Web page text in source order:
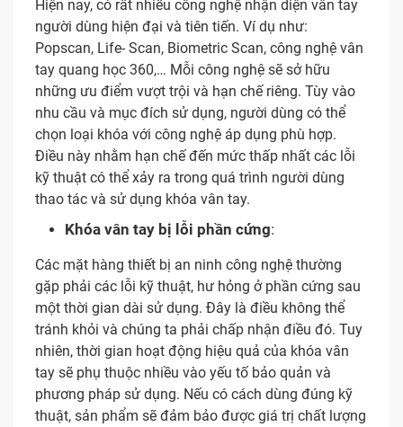
Hiện nay, có rất nhiều công nghệ nhận diện vân tay
người dùng hiện đại và tiên tiến. Ví dụ như:
Popscan, Life- Scan, Biometric Scan, công nghệ vân
tay quang học 360,… Mỗi công nghệ sẽ sở hữu
những ưu điểm vượt trội và hạn chế riêng. Tùy vào
nhu cầu và mục đích sử dụng, người dùng có thể
chọn loại khóa với công nghệ áp dụng phù hợp.
Điều này nhằm hạn chế đến mức thấp nhất các lỗi
kỹ thuật có thể xảy ra trong quá trình người dùng
thao tác và sử dụng khóa vân tay.
Khóa vân tay bị lỗi phần cứng:
Các mặt hàng thiết bị an ninh công nghệ thường
gặp phải các lỗi kỹ thuật, hư hỏng ở phần cứng sau
một thời gian dài sử dụng. Đây là điều không thể
tránh khỏi và chúng ta phải chấp nhận điều đó. Tuy
nhiên, thời gian hoạt động hiệu quả của khóa vân
tay sẽ phụ thuộc nhiều vào yếu tố bảo quản và
phương pháp sử dụng. Nếu có cách dùng đúng kỹ
thuật, sản phẩm sẽ đảm bảo được giá trị chất lượng